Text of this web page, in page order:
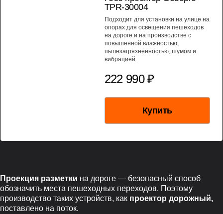
TPR-30004
Подходит для установки на улице на
опорах для освещения пешеходов
на дороге и на производстве с
повышенной влажностью,
пылезагрязнённостью, шумом и
вибрацией.
222 990 ₽
Купить
Проекция разметки на дороге — безопасный способ
обозначить места пешеходных переходов. Поэтому
производство таких устройств, как проектор дорожный,
поставлено на поток.